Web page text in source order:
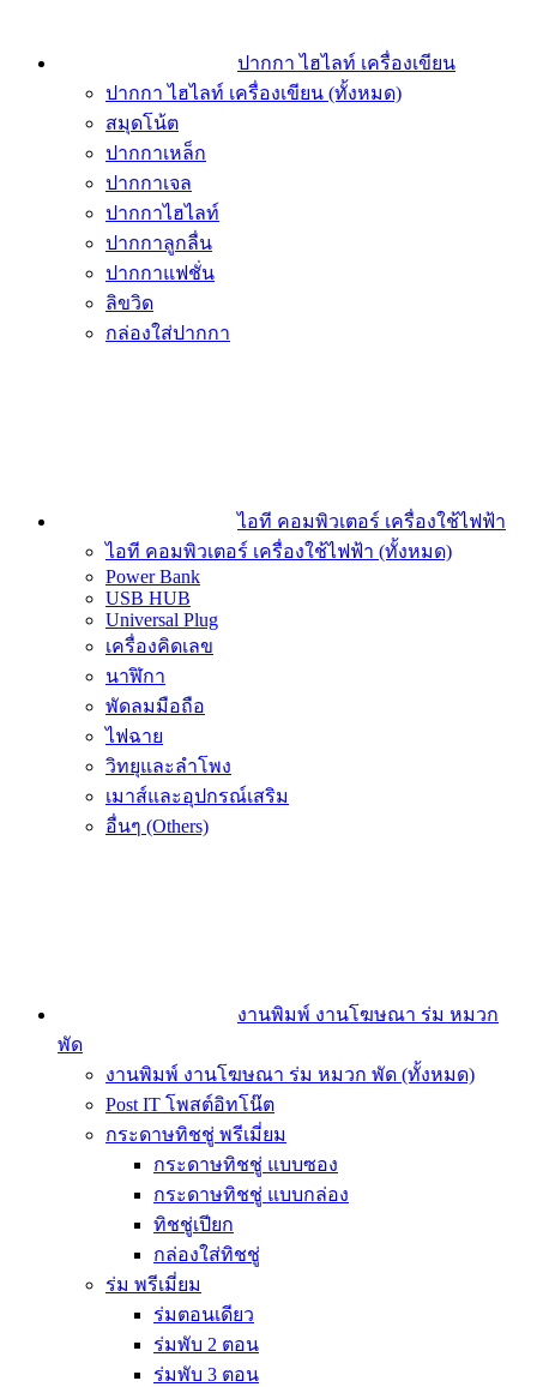
ปากกา ไฮไลท์ เครื่องเขียน
ปากกา ไฮไลท์ เครื่องเขียน (ทั้งหมด)
สมุดโน้ต
ปากกาเหล็ก
ปากกาเจล
ปากกาไฮไลท์
ปากกาลูกลื่น
ปากกาแฟชั่น
ลิขวิด
กล่องใส่ปากกา
ไอที คอมพิวเตอร์ เครื่องใช้ไฟฟ้า
ไอที คอมพิวเตอร์ เครื่องใช้ไฟฟ้า (ทั้งหมด)
Power Bank
USB HUB
Universal Plug
เครื่องคิดเลข
นาฬิกา
พัดลมมือถือ
ไฟฉาย
วิทยุและลำโพง
เมาส์และอุปกรณ์เสริม
อื่นๆ (Others)
งานพิมพ์ งานโฆษณา ร่ม หมวก
พัด
งานพิมพ์ งานโฆษณา ร่ม หมวก พัด (ทั้งหมด)
Post IT โพสต์อิทโน๊ต
กระดาษทิชชู่ พรีเมี่ยม
กระดาษทิชชู่ แบบซอง
กระดาษทิชชู่ แบบกล่อง
ทิชชู่เปียก
กล่องใส่ทิชชู่
ร่ม พรีเมี่ยม
ร่มตอนเดียว
ร่มพับ 2 ตอน
ร่มพับ 3 ตอน